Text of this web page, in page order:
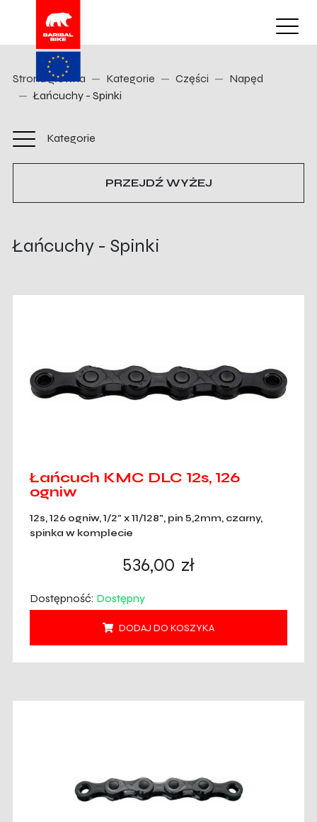
Strona główna Kategorie Części
Napęd
Łańcuchy - Spinki
Kategorie
PRZEJDŹ WYŻEJ
Łańcuchy - Spinki
Łańcuch KMC DLC 12s, 126
ogniw
12s, 126 ogniw, 1/2" x 11/128", pin 5,2mm, czarny,
spinka w komplecie
536,00 zł
Dostępność: Dostępny
DODAJ DO KOSZYKA